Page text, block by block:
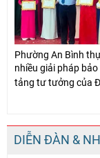
Phường An Bình
nhiều giải pháp bảo
tảng tư tưởng của
DIỄN ĐÀN &